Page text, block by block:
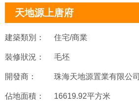
天地源上唐府
建築類別： 住宅/商業
裝修狀況： 毛坯
開發商： 珠海天地源置業有限公司
佔地面積： 16619.92平方米